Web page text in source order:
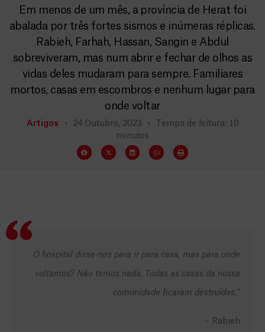
Em menos de um mês, a província de Herat foi
abalada por três fortes sismos e inúmeras réplicas.
Rabieh, Farhah, Hassan, Sangin e Abdul
sobreviveram, mas num abrir e fechar de olhos as
vidas deles mudaram para sempre. Familiares
mortos, casas em escombros e nenhum lugar para
onde voltar
Artigos 24 Outubro, 2023
Tempo de leitura: 10
minutos
O hospital disse-nos para ir para casa, mas para onde
voltamos? Não temos nada. Todas as casas da nossa
comunidade ficaram destruídas.”
– Rabieh